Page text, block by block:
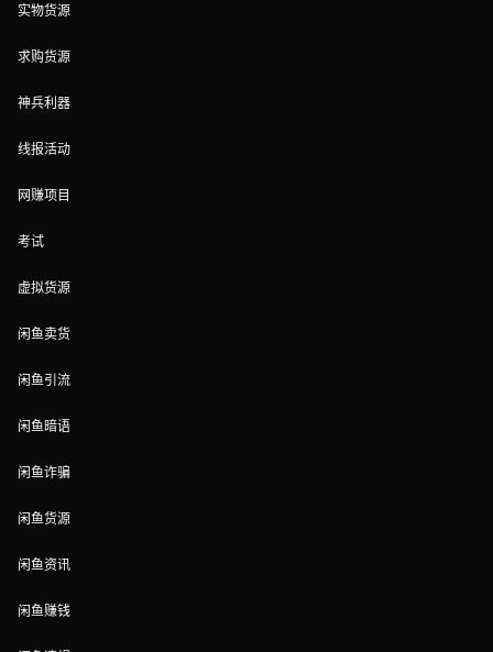
实物货源
求购货源
神兵利器
线报活动
网赚项目
考试
虚拟货源
闲鱼卖货
闲鱼引流
闲鱼暗语
闲鱼诈骗
闲鱼货源
闲鱼资讯
闲鱼赚钱